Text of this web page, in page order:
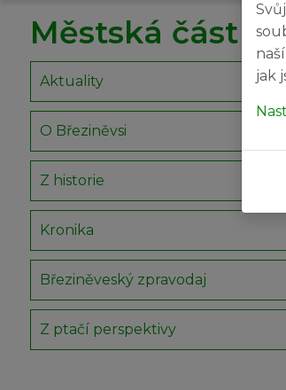
Městská část
Aktuality
O Březiněvsi
Z historie
Kronika
Březiněveský zpravodaj
Z ptačí perspektivy
jak